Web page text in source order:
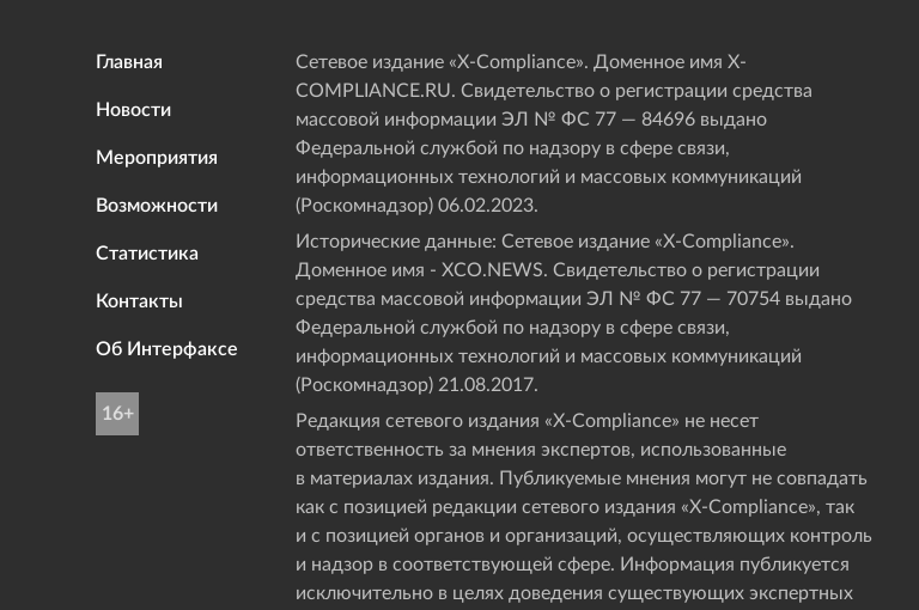
Главная
Новости
Мероприятия
Возможности
Статистика
Контакты
Об Интерфаксе
16+
Сетевое издание «Х-Compliance». Доменное имя X-
COMPLIANCE.RU. Свидетельство о регистрации средства
массовой информации ЭЛ № ФС 77 — 84696 выдано
Федеральной службой по надзору в сфере связи,
информационных технологий и массовых коммуникаций
(Роскомнадзор) 06.02.2023.
Исторические данные: Сетевое издание «Х-Compliance».
Доменное имя - XCO.NEWS. Свидетельство о регистрации
средства массовой информации ЭЛ № ФС 77 — 70754 выдано
Федеральной службой по надзору в сфере связи,
информационных технологий и массовых коммуникаций
(Роскомнадзор) 21.08.2017.
Редакция сетевого издания «X-Compliance» не несет
ответственность за мнения экспертов, использованные
в материалах издания. Публикуемые мнения могут не совпадать
как с позицией редакции сетевого издания «X-Compliance», так
и с позицией органов и организаций, осуществляющих контроль
и надзор в соответствующей сфере. Информация публикуется
исключительно в целях доведения существующих экспертных